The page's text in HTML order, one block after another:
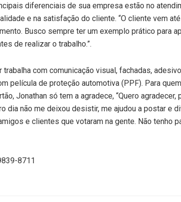
diferenciais de sua empresa estão no
e na satisfação do cliente. “O cliente vem
Busco sempre ter um exemplo prático para
de realizar o trabalho.”.
trabalha com comunicação visual, fachadas,
película de proteção automotiva (PPF). Para
Jonathan só tem a agradece, “Quero
dia não me deixou desistir, me ajudou a postar e
e clientes que votaram na gente. Não tenho
8711